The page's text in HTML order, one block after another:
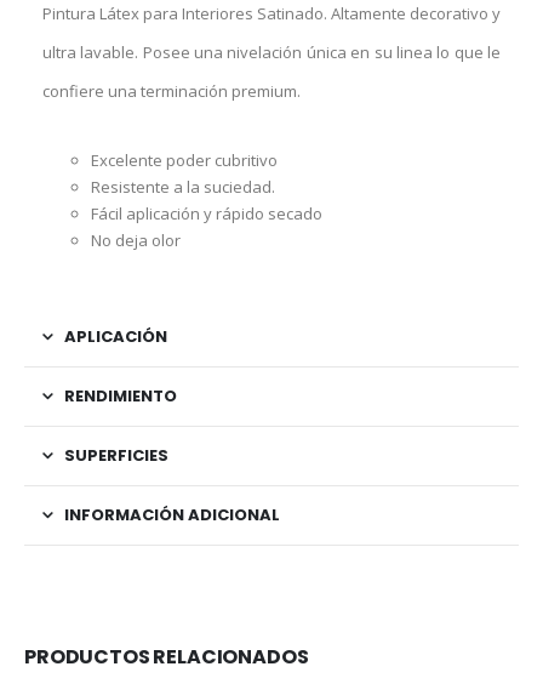
Pintura Látex para Interiores Satinado. Altamente decorativo y
ultra lavable. Posee una nivelación única en su linea lo que le
confiere una terminación premium.
Excelente poder cubritivo
Resistente a la suciedad.
Fácil aplicación y rápido secado
No deja olor
APLICACIÓN
RENDIMIENTO
SUPERFICIES
INFORMACIÓN ADICIONAL
PRODUCTOS RELACIONADOS